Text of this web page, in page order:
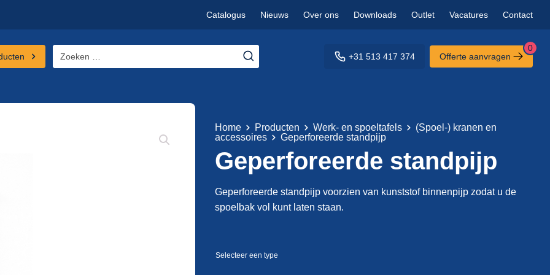
Catalogus Nieuws Over ons Downloads Outlet Vacatures Contact
naar:
+31 513 417 374 Offerte aanvragen
0
Home Producten Werk- en spoeltafels
(Spoel-) kranen en
accessoires
Geperforeerde standpijp
Geperforeerde standpijp
Geperforeerde standpijp voorzien van kunststof binnenpijp zodat u de
spoelbak vol kunt laten staan.